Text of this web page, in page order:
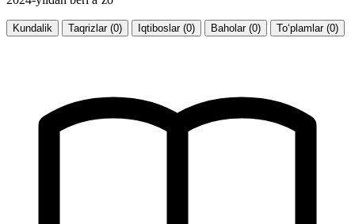
Kundalik Taqrizlar (0) Iqtiboslar (0) Baholar (0) To‘plamlar (0)